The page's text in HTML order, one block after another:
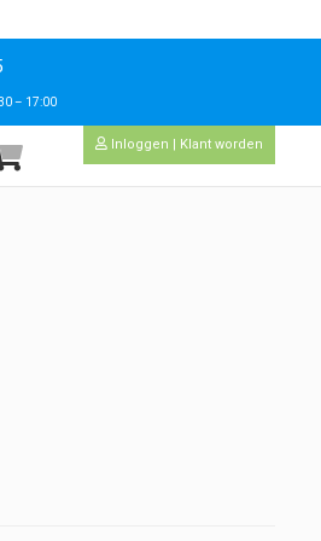
– 17:00
Inloggen | Klant worden